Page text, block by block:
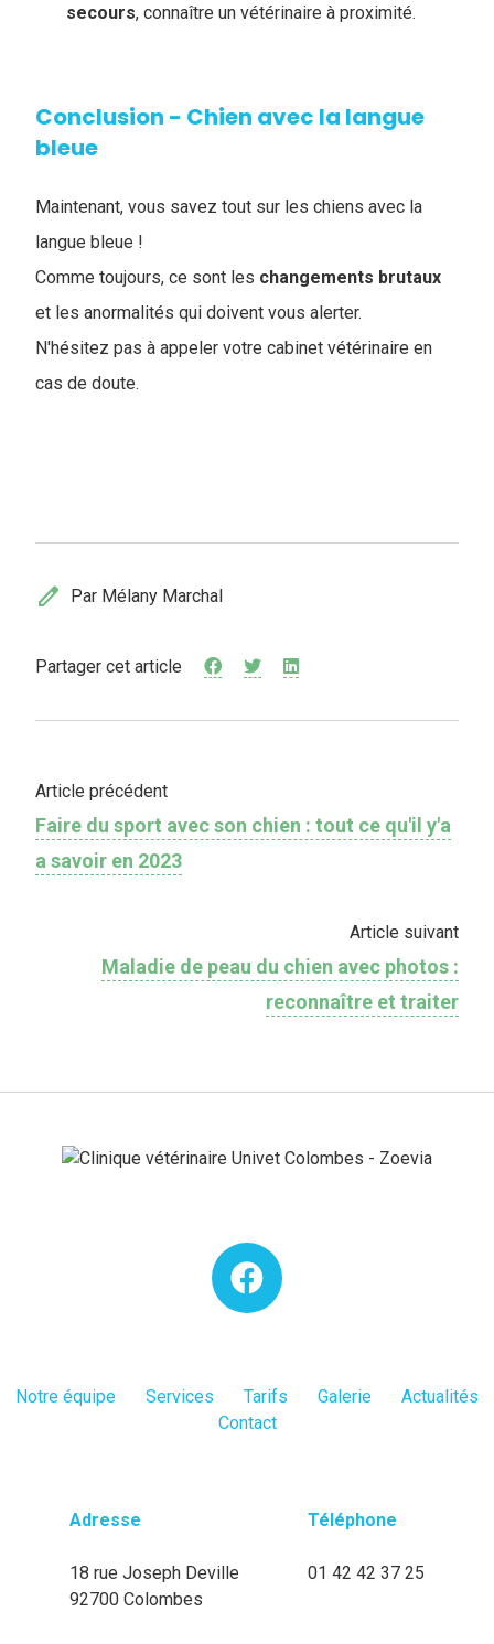
secours, connaître un vétérinaire à proximité.
Conclusion - Chien avec la langue
bleue
Maintenant, vous savez tout sur les chiens avec la
langue bleue !
Comme toujours, ce sont les changements brutaux
et les anormalités qui doivent vous alerter.
N'hésitez pas à appeler votre cabinet vétérinaire en
cas de doute.
edit Par Mélany Marchal
Partager cet article
Article précédent
Faire du sport avec son chien : tout ce qu'il y'a
a savoir en 2023
Article suivant
Maladie de peau du chien avec photos :
reconnaître et traiter
Notre équipe Services Tarifs Galerie
Actualités
Contact
Adresse
18 rue Joseph Deville
92700 Colombes
Téléphone
01 42 42 37 25